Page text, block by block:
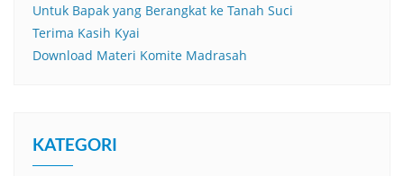
Untuk Bapak yang Berangkat ke Tanah Suci
Terima Kasih Kyai
Download Materi Komite Madrasah
KATEGORI